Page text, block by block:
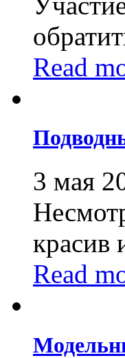
Read
3 мая
красив
Read